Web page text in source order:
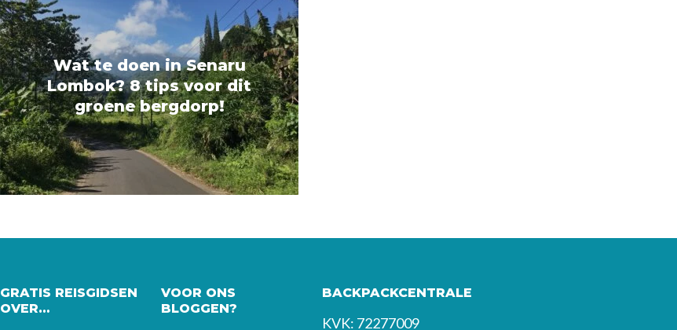
Wat te doen in Senaru
Lombok? 8 tips voor dit
groene bergdorp!
GRATIS REISGIDSEN
OVER…
VOOR ONS
BLOGGEN?
BACKPACKCENTRALE
KVK: 72277009